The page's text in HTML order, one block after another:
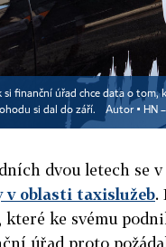
finanční úřad chce data o
si dal do září.
Autor ▪ HN
dvou letech se
v oblasti taxislužeb.
které ke svému
úřad proto